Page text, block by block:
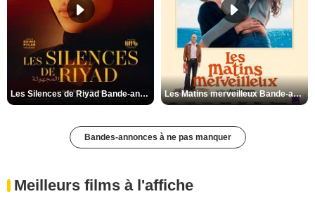
Les Silences de Riyad Bande-annonce VO STFR Les Matins merveilleux Bande-annonce VF
Bandes-annonces à ne pas manquer
Meilleurs films à l'affiche